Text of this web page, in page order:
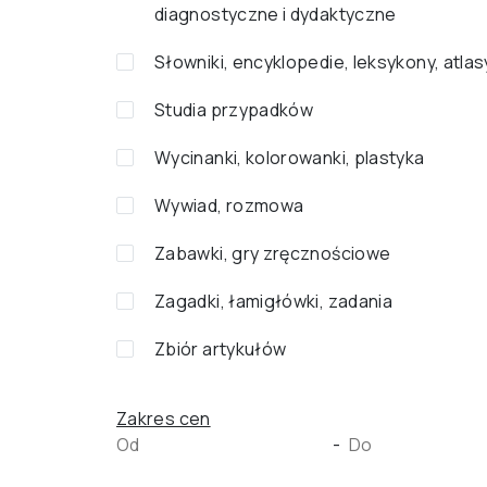
diagnostyczne i dydaktyczne
Słowniki, encyklopedie, leksykony,
Studia przypadków
Wycinanki, kolorowanki, plastyka
Wywiad, rozmowa
Zabawki, gry zręcznościowe
Zagadki, łamigłówki, zadania
Zbiór artykułów
Zakres cen
-